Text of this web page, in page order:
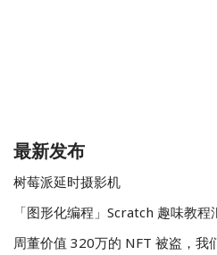
最新发布
树莓派延时摄影机
「图形化编程」Scratch 趣味教程
周董价值 320万的 NFT 被盗，我